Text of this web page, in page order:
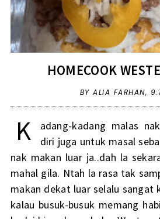
HOMECOOK
BY ALIA FARHAN,
K
adang-kadang malas
diri juga untuk masal
nak makan luar ja..dah la
mahal gila. Ntah la rasa tak
makan dekat luar selalu sangat
kalau busuk-busuk memang